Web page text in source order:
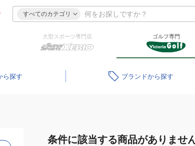
すべてのカテゴリ
大型スポーツ専門店 ゴルフ専門
ブランド
条件に該当する商品がありませ